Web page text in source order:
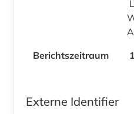
Berichtszeitraum
Externe Identifier